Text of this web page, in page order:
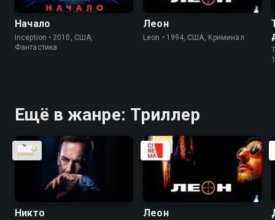
Начало
Inception • 2010, США,
Фантастика
Леон
Leon • 1994, США, Криминал
Ещё в жанре: Триллер
Никто Леон